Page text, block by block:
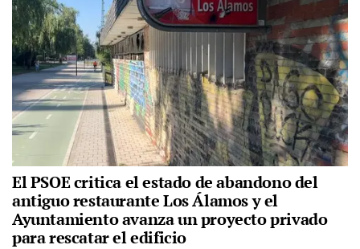
El PSOE critica el estado de abandono del
antiguo restaurante Los Álamos y el
Ayuntamiento avanza un proyecto privado
para rescatar el edificio